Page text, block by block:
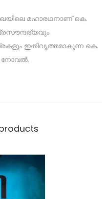
മഹാരഥനാണ് കെ.
ഇതിവൃത്തമാകുന്ന കെ.
നോവൽ.